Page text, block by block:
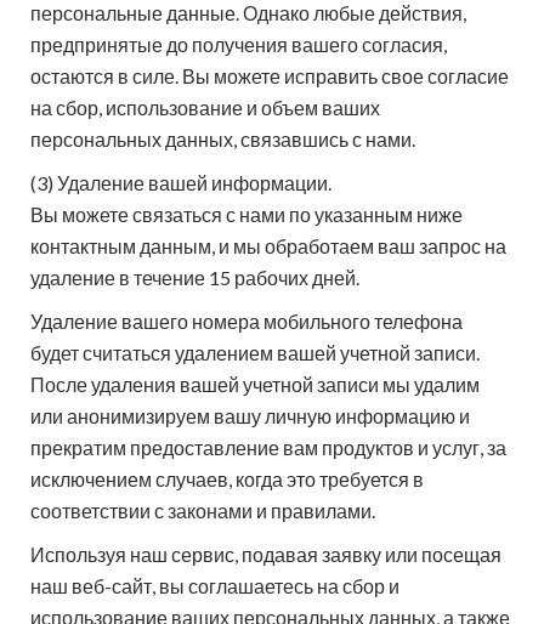
персональные данные. Однако любые действия,
предпринятые до получения вашего согласия,
остаются в силе. Вы можете исправить свое согласие
на сбор, использование и объем ваших
персональных данных, связавшись с нами.
(3) Удаление вашей информации.
Вы можете связаться с нами по указанным ниже
контактным данным, и мы обработаем ваш запрос на
удаление в течение 15 рабочих дней.
Удаление вашего номера мобильного телефона
будет считаться удалением вашей учетной записи.
После удаления вашей учетной записи мы удалим
или анонимизируем вашу личную информацию и
прекратим предоставление вам продуктов и услуг, за
исключением случаев, когда это требуется в
соответствии с законами и правилами.
Используя наш сервис, подавая заявку или посещая
наш веб-сайт, вы соглашаетесь на сбор и
использование ваших персональных данных, а также